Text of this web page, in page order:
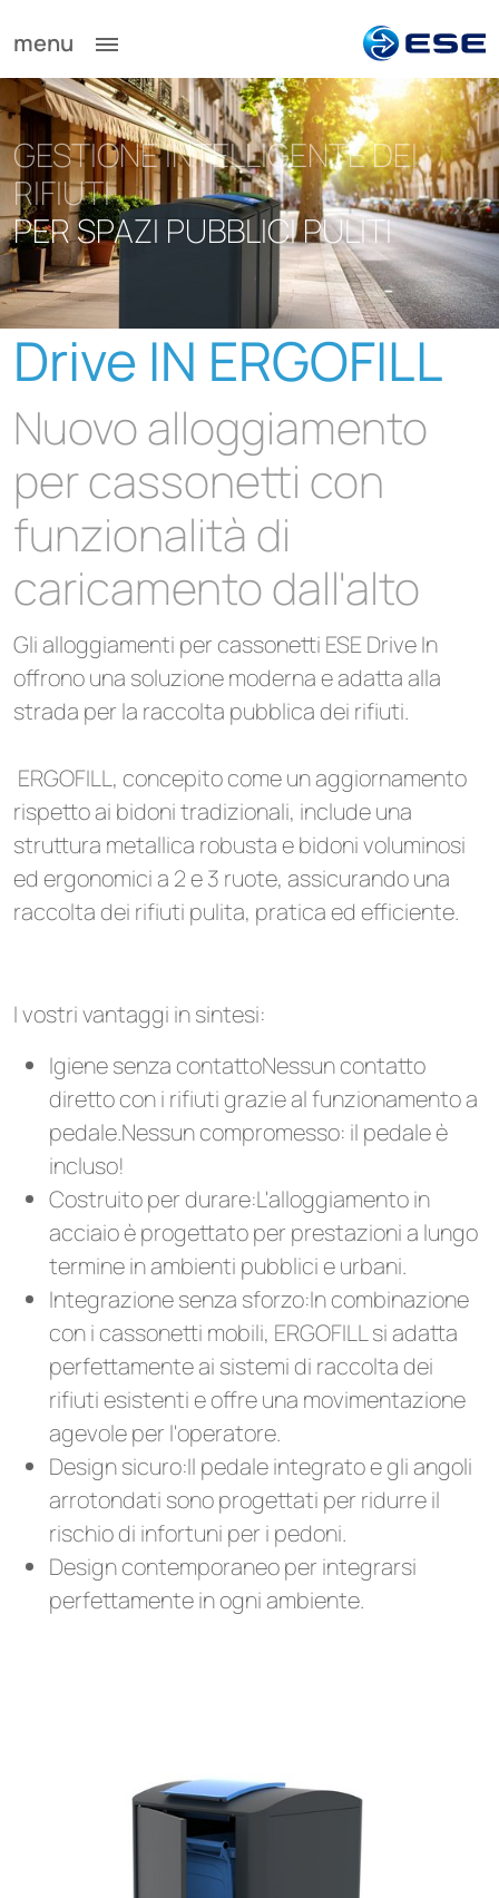
menu
GESTIONE INTELLIGENTE DEI
RIFIUTI
PER SPAZI PUBBLICI PULITI
Drive IN ERGOFILL
Nuovo alloggiamento
per cassonetti con
funzionalità di
caricamento dall'alto
Gli alloggiamenti per cassonetti ESE Drive In
offrono una soluzione moderna e adatta alla
strada per la raccolta pubblica dei rifiuti.
ERGOFILL, concepito come un aggiornamento
rispetto ai bidoni tradizionali, include una
struttura metallica robusta e bidoni voluminosi
ed ergonomici a 2 e 3 ruote, assicurando una
raccolta dei rifiuti pulita, pratica ed efficiente.
I vostri vantaggi in sintesi:
Igiene senza contattoNessun contatto
diretto con i rifiuti grazie al funzionamento a
pedale.Nessun compromesso: il pedale è
incluso!
Costruito per durare:L'alloggiamento in
acciaio è progettato per prestazioni a lungo
termine in ambienti pubblici e urbani.
Integrazione senza sforzo:In combinazione
con i cassonetti mobili, ERGOFILL si adatta
perfettamente ai sistemi di raccolta dei
rifiuti esistenti e offre una movimentazione
agevole per l'operatore.
Design sicuro:Il pedale integrato e gli angoli
arrotondati sono progettati per ridurre il
rischio di infortuni per i pedoni.
Design contemporaneo per integrarsi
perfettamente in ogni ambiente.